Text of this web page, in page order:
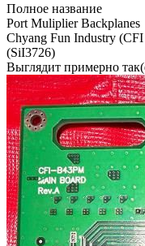
Полное название
Port Muliplier Backplanes
Chyang Fun Industry
(SiI3726)
Выглядит примерно